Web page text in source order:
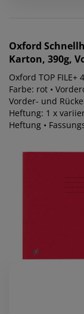
Oxford
Karton, 390g,
Oxford TOP FILE+
Farbe: rot •
Vorder- und
Heftung: 1 x
Heftung •